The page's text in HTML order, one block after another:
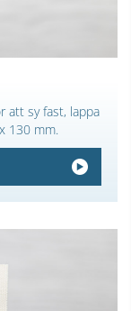
att sy fast, lappa
130 mm.